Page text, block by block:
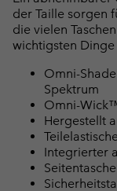
der Taille sorgen
die vielen
wichtigsten
Omni-
Spektrum
Omni-
Hergestellt
Integrierter